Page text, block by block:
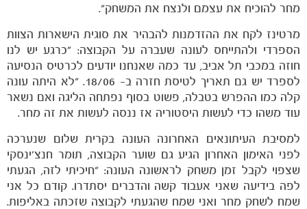
מחר להוכיח את עצמם ולנצח את המשחק".
מרטינז לקח את ההזדמנות להבהיר את סוגית הישארות הצוות
הספרדי ולהתייחס לעונה שעברה על הקבוצה: "כרגע יש לנו
חוזה במכבי תל אביב, עד כמה שאנחנו יודעים לכרטיס הנסיעה
לספרד יש גם תאריך לטיסת חזרה ב- 18/06. "לא היתה עונה
קלה כמו ההפרש בטבלה, פשוט בסוף נפתחה הליגה ואם נשאר
עוד משהו כדי לעשות היסטוריה אז ננסה לעשות את זה מחר.
למסיבת העיתונאים האחרונה העונה בקרית שלום שנערכה
לפני האימון האחרון הגיע גם שוער הקבוצה, תומר חנצ'ינסקי
שצפוי לקבל זמן משחק לראשונה העונה: "חיכיתי לזה, הגעתי
לפה בידיעה שאני אעבוד קשה והדברים יסתדרו. קודם כל אני
שמח לשחק מחר ואני שמח שהגעתי לקבוצה שזכתה באליפות.